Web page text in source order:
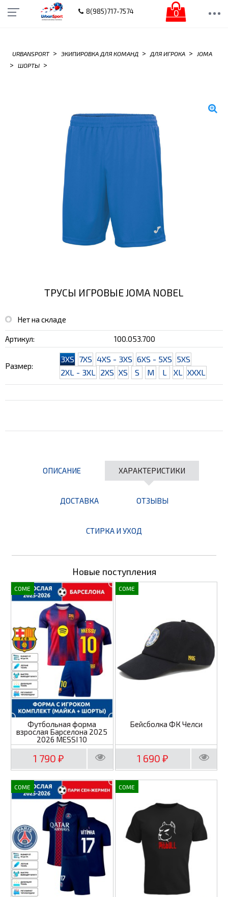
8(985)717-7574 0
URBANSPORT > ЭКИПИРОВКА ДЛЯ КОМАНД > ДЛЯ ИГРОКА > JOMA
> ШОРТЫ >
ТРУСЫ ИГРОВЫЕ JOMA NOBEL
Нет на складе
Артикул: 100.053.700
Размер:
3XS 7XS 4XS - 3XS 6XS - 5XS 5XS
2XL - 3XL
2XS XS S M L XL XXXL
ОПИСАНИЕ ХАРАКТЕРИСТИКИ
ДОСТАВКА ОТЗЫВЫ
СТИРКА И УХОД
Новые поступления
COME
Футбольная форма
взрослая Барселона 2025
2026 MESSI 10
1 790₽
COME
Бейсболка ФК Челси
1 690₽
COME COME